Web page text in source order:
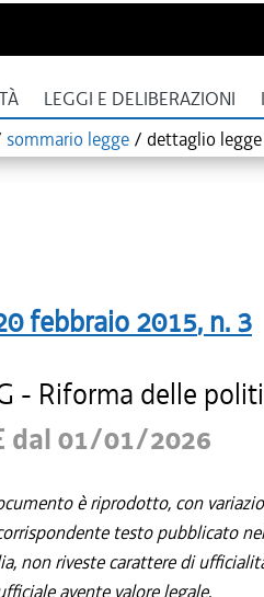
LEGGI E DELIBERAZIONI
sommario legge / dettaglio legge
febbraio 2015, n. 3
- Riforma delle
dal 01/01/2026
è riprodotto, con
testo pubblicato
non riveste carattere di
avente valore legale.